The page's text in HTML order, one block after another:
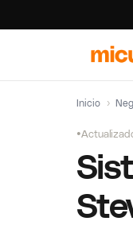
Inicio ›